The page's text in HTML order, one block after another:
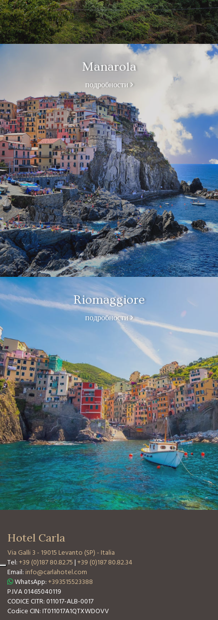
Manarola
подробности
Riomaggiore
подробности
Hotel Carla
Via Galli 3- 19015 Levanto (SP) - Italia
Tel:+39 (0)187 80.82.75|+39 (0)187 80.82.34
Email: info@carlahotel.com
WhatsApp:+393515523388
P.IVA 01465040119
CODICE CITR: 011017-ALB-0017
Codice CIN: IT011017A1QTXWDOVV